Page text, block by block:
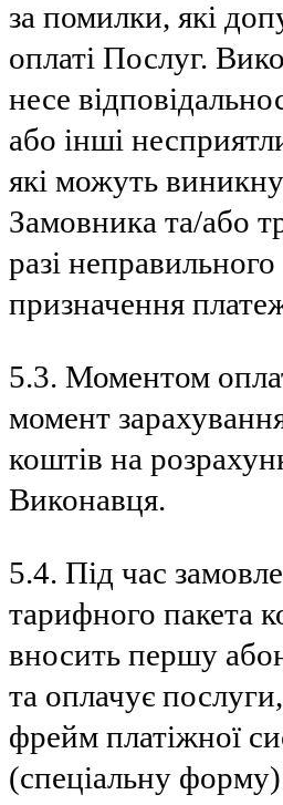
за помилки, які
оплаті Послуг.
несе
або інші
які можуть
Замовника та/або
разі
призначення
5.3. Моментом
момент
коштів на
Виконавця.
5.4. Під час
тарифного пакета
вносить першу
та оплачує
фрейм платіжної
(спеціальну